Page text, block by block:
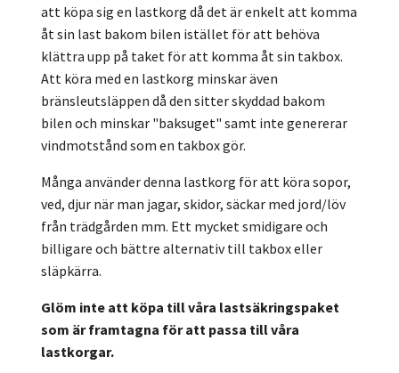
att köpa sig en lastkorg då det är enkelt att komma
åt sin last bakom bilen istället för att behöva
klättra upp på taket för att komma åt sin takbox.
Att köra med en lastkorg minskar även
bränsleutsläppen då den sitter skyddad bakom
bilen och minskar "baksuget" samt inte genererar
vindmotstånd som en takbox gör.
Många använder denna lastkorg för att köra sopor,
ved, djur när man jagar, skidor, säckar med jord/löv
från trädgården mm. Ett mycket smidigare och
billigare och bättre alternativ till takbox eller
släpkärra.
Glöm inte att köpa till våra lastsäkringspaket
som är framtagna för att passa till våra
lastkorgar.